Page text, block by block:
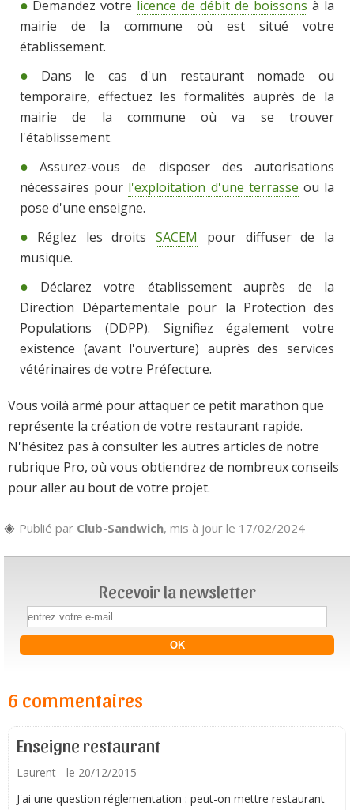
Demandez votre licence de débit de boissons à la
mairie de la commune où est situé votre
établissement.
Dans le cas d'un restaurant nomade ou
temporaire, effectuez les formalités auprès de la
mairie de la commune où va se trouver
l'établissement.
Assurez-vous de disposer des autorisations
nécessaires pour l'exploitation d'une terrasse ou la
pose d'une enseigne.
Réglez les droits SACEM pour diffuser de la
musique.
Déclarez votre établissement auprès de la
Direction Départementale pour la Protection des
Populations (DDPP). Signifiez également votre
existence (avant l'ouverture) auprès des services
vétérinaires de votre Préfecture.
Vous voilà armé pour attaquer ce petit marathon que
représente la création de votre restaurant rapide.
N'hésitez pas à consulter les autres articles de notre
rubrique Pro, où vous obtiendrez de nombreux conseils
pour aller au bout de votre projet.
Publié par Club-Sandwich, mis à jour le 17/02/2024
Recevoir la newsletter
6 commentaires
Enseigne restaurant
Laurent - le 20/12/2015
J'ai une question réglementation : peut-on mettre restaurant